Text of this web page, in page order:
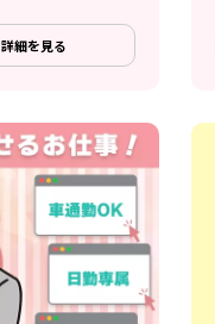
詳細を見る